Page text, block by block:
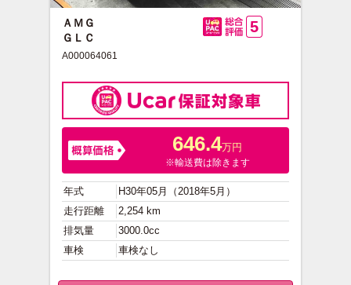
ＡＭＧ
ＧＬＣ
A000064061
5
646.4万円
※輸送費は除きます
年式
H30年05月（2018年5月）
走行距離
2,254 km
排気量
3000.0cc
車検
車検なし